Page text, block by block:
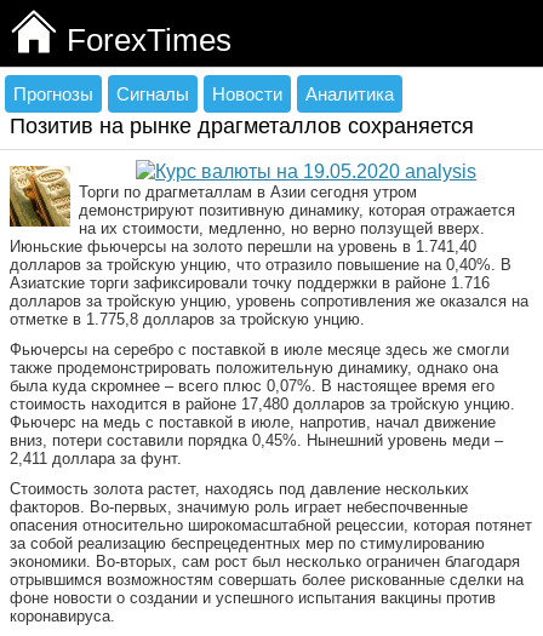
ForexTimes
Прогнозы Сигналы Новости Аналитика
Позитив на рынке драгметаллов сохраняется
Торги по драгметаллам в Азии сегодня утром
демонстрируют позитивную динамику, которая отражается
на их стоимости, медленно, но верно ползущей вверх.
Июньские фьючерсы на золото перешли на уровень в 1.741,40
долларов за тройскую унцию, что отразило повышение на 0,40%. В
Азиатские торги зафиксировали точку поддержки в районе 1.716
долларов за тройскую унцию, уровень сопротивления же оказался на
отметке в 1.775,8 долларов за тройскую унцию.
Фьючерсы на серебро с поставкой в июле месяце здесь же смогли
также продемонстрировать положительную динамику, однако она
была куда скромнее – всего плюс 0,07%. В настоящее время его
стоимость находится в районе 17,480 долларов за тройскую унцию.
Фьючерс на медь с поставкой в июле, напротив, начал движение
вниз, потери составили порядка 0,45%. Нынешний уровень меди –
2,411 доллара за фунт.
Стоимость золота растет, находясь под давление нескольких
факторов. Во-первых, значимую роль играет небеспочвенные
опасения относительно широкомасштабной рецессии, которая потянет
за собой реализацию беспрецедентных мер по стимулированию
экономики. Во-вторых, сам рост был несколько ограничен благодаря
отрывшимся возможностям совершать более рискованные сделки на
фоне новости о создании и успешного испытания вакцины против
коронавируса.